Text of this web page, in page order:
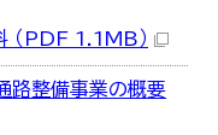
（PDF 1.1MB）
路整備事業の概要